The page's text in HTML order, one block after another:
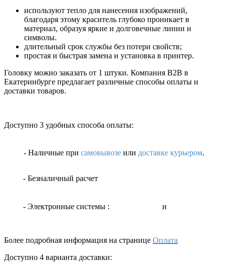
используют тепло для нанесения изображений,
благодаря этому краситель глубоко проникает в
материал, образуя яркие и долговечные линии и
символы.
длительный срок службы без потери свойств;
простая и быстрая замена и установка в принтер.
Головку можно заказать от 1 штуки. Компания B2B в
Екатеринбурге предлагает различные способы оплаты и
доставки товаров.
Доступно 3 удобных способа оплаты:
- Наличные при самовывозе или доставке курьером.
- Безналичный расчет
- Электронные системы : и
Более подробная информация на странице Оплата
Доступно 4 варианта доставки: